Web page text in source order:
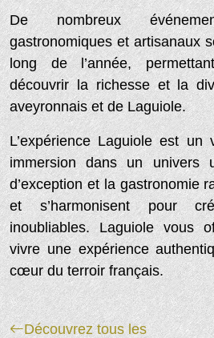
De nombreux
gastronomiques et artisanaux
long de l’année,
découvrir la richesse et la
aveyronnais et de Laguiole.
L’expérience Laguiole est un
immersion dans un univers
d’exception et la gastronomie
et s’harmonisent pour
inoubliables. Laguiole vous
vivre une expérience
cœur du terroir français.
Découvrez tous les